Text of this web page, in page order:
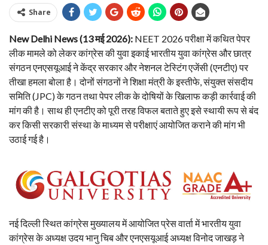
Share
New Delhi News (13 मई 2026): NEET 2026 परीक्षा में कथित पेपर
लीक मामले को लेकर कांग्रेस की युवा इकाई भारतीय युवा कांग्रेस और छात्र
संगठन एनएसयूआई ने केंद्र सरकार और नेशनल टेस्टिंग एजेंसी (एनटीए) पर
तीखा हमला बोला है। दोनों संगठनों ने शिक्षा मंत्री के इस्तीफे, संयुक्त संसदीय
समिति (JPC) के गठन तथा पेपर लीक के दोषियों के खिलाफ कड़ी कार्रवाई की
मांग की है। साथ ही एनटीए को पूरी तरह विफल बताते हुए इसे स्थायी रूप से बंद
कर किसी सरकारी संस्था के माध्यम से परीक्षाएं आयोजित कराने की मांग भी
उठाई गई है।
नई दिल्ली स्थित कांग्रेस मुख्यालय में आयोजित प्रेस वार्ता में भारतीय युवा
कांग्रेस के अध्यक्ष उदय भानु चिब और एनएसयूआई अध्यक्ष विनोद जाखड़ ने